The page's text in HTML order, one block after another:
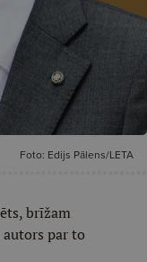
Foto: Edijs Pālens/LETA
brīžam
par to